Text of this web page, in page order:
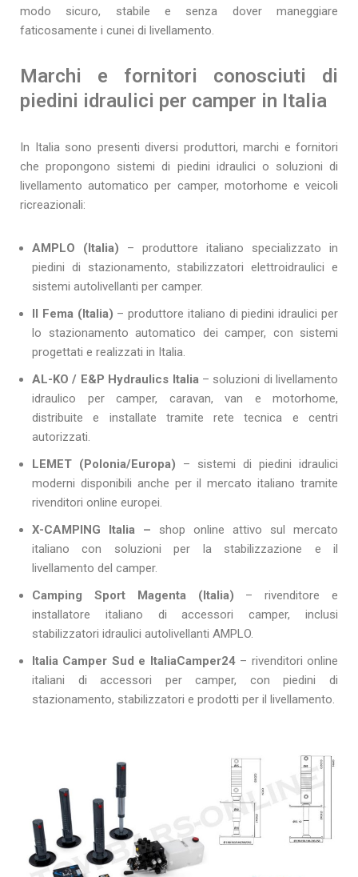
modo sicuro, stabile e senza dover maneggiare
faticosamente i cunei di livellamento.
Marchi e fornitori conosciuti di
piedini idraulici per camper in Italia
In Italia sono presenti diversi produttori, marchi e fornitori
che propongono sistemi di piedini idraulici o soluzioni di
livellamento automatico per camper, motorhome e veicoli
ricreazionali:
AMPLO (Italia) – produttore italiano specializzato in
piedini di stazionamento, stabilizzatori elettroidraulici e
sistemi autolivellanti per camper.
Il Fema (Italia) – produttore italiano di piedini idraulici per
lo stazionamento automatico dei camper, con sistemi
progettati e realizzati in Italia.
AL-KO / E&P Hydraulics Italia– soluzioni di livellamento
idraulico per camper, caravan, van e motorhome,
distribuite e installate tramite rete tecnica e centri
autorizzati.
LEMET (Polonia/Europa) – sistemi di piedini idraulici
moderni disponibili anche per il mercato italiano tramite
rivenditori online europei.
X-CAMPING Italia – shop online attivo sul mercato
italiano con soluzioni per la stabilizzazione e il
livellamento del camper.
Camping Sport Magenta (Italia) – rivenditore e
installatore italiano di accessori camper, inclusi
stabilizzatori idraulici autolivellanti AMPLO.
Italia Camper Sud e ItaliaCamper24– rivenditori online
italiani di accessori per camper, con piedini di
stazionamento, stabilizzatori e prodotti per il livellamento.